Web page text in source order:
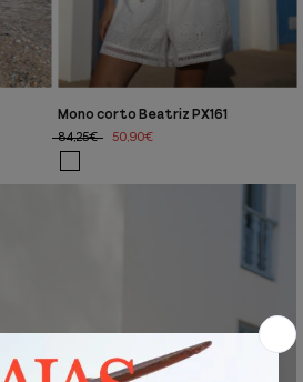
Mono corto Beatriz PX161
84,25€
50,90€